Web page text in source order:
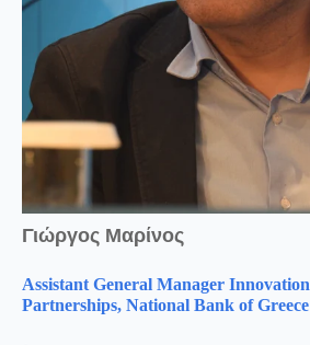
Γιώργος Μαρίνος
Assistant General Manager Innovation
Partnerships, National Bank of Greece